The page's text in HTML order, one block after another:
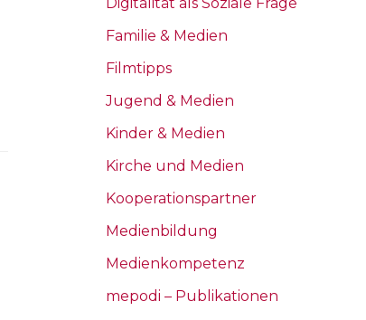
Familie & Medien
Filmtipps
Jugend & Medien
Kinder & Medien
Kirche und Medien
Kooperationspartner
Medienbildung
Medienkompetenz
mepodi – Publikationen